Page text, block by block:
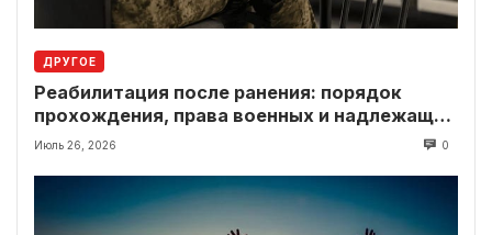
ДРУГОЕ
Реабилитация после ранения: порядок
прохождения, права военных и надлежащие
выплаты
Июль 26, 2026 0